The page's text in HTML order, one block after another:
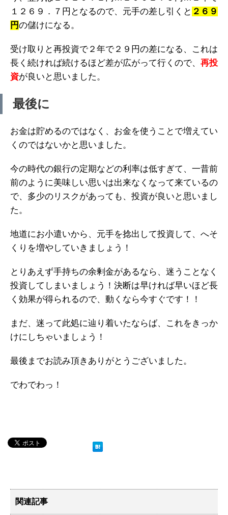
１２６９．７円となるので、元手の差し引くと ２６９
円の儲けになる。
受け取りと再投資で２年で２９円の差になる、これは
長く続ければ続けるほど差が広がって行くので、 再投
資が良いと思いました。
最後に
お金は貯めるのではなく、お金を使うことで増えてい
くのではないかと思いました。
今の時代の銀行の定期などの利率は低すぎて、一昔前
前のように美味しい思いは出来なくなって来ているの
で、多少のリスクがあっても、投資が良いと思いまし
た。
地道にお小遣いから、元手を捻出して投資して、へそ
くりを増やしていきましょう！
とりあえず手持ちの余剰金があるなら、迷うことなく
投資してしまいましょう！決断は早ければ早いほど長
く効果が得られるので、動くなら今すぐです！！
まだ、迷って此処に辿り着いたならば、これをきっか
けにしちゃいましょう！
最後までお読み頂きありがとうございました。
でわでわっ！
関連記事